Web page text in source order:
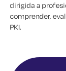
dirigida a
comprender,
PKI.